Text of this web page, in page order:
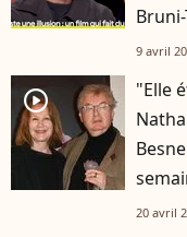
9 avril
player2
"Elle
20 avril